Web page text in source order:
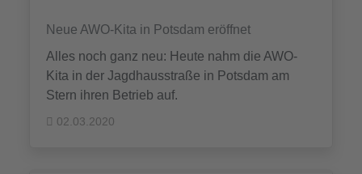
Neue AWO-Kita in Potsdam eröffnet
Alles noch ganz neu: Heute nahm die AWO-
Kita in der Jagdhausstraße in Potsdam am
Stern ihren Betrieb auf.
02.03.2020